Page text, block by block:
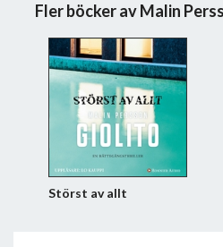
Fler böcker av Malin
Störst av allt